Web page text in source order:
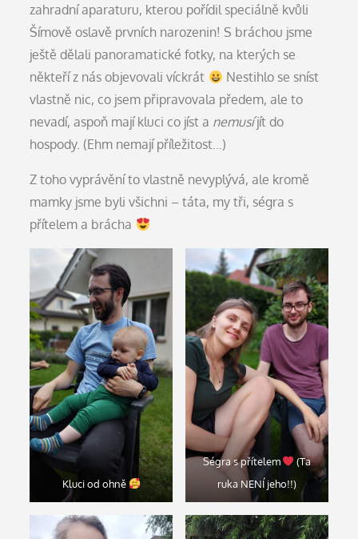
zahradní aparaturu, kterou pořídil speciálně kvůli
Šímově oslavě prvních narozenin! S bráchou jsme
ještě dělali panoramatické fotky, na kterých se
někteří z nás objevovali víckrát
Nestihlo se sníst
vlastně nic, co jsem připravovala předem, ale to
nevadí, aspoň mají kluci co jíst a nemusíjít do
hospody. (Ehm nemají příležitost…)
Z toho vyprávění to vlastně nevyplývá, ale kromě
mamky jsme byli všichni – táta, my tři, ségra s
přítelem a brácha
Kluci od ohně
Ségra s přítelem
(Ta
ruka NENÍ jeho!!)